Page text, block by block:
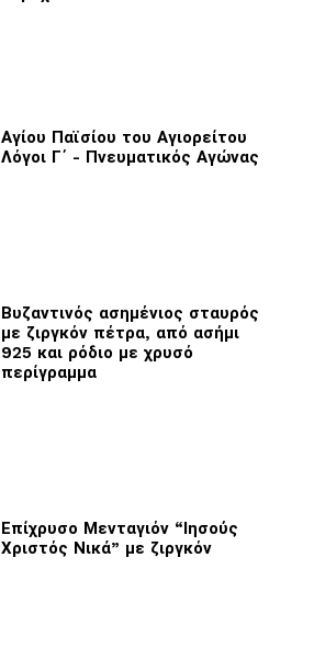
Αγίου Παϊσίου του Αγιορείτου
Λόγοι Γ΄ - Πνευματικός Αγώνας
Βυζαντινός ασημένιος σταυρός
με ζιργκόν πέτρα, από ασήμι
925 και ρόδιο με χρυσό
περίγραμμα
Επίχρυσο Μενταγιόν “Ιησούς
Χριστός Νικά” με ζιργκόν